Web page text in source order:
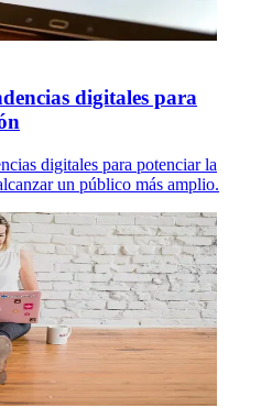
digitales para
digitales para potenciar la
un público más amplio.